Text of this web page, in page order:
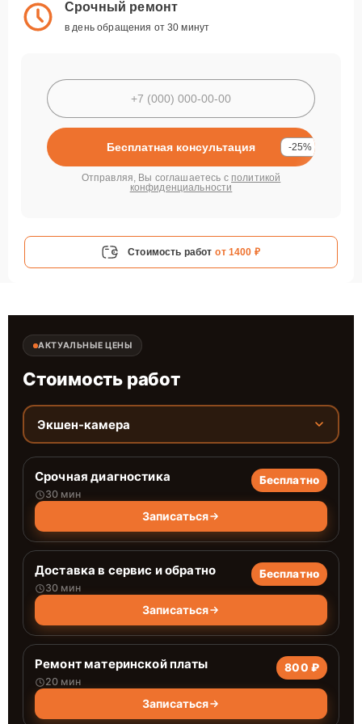
Срочный ремонт
в день обращения от 30 минут
Бесплатная консультация -25%
Отправляя, Вы соглашаетесь с политикой
конфиденциальности
Стоимость работ от 1400 ₽
АКТУАЛЬНЫЕ ЦЕНЫ
Стоимость работ
Экшен-камера
Срочная диагностика
30 мин
Бесплатно
Записаться
Доставка в сервис и обратно
30 мин
Бесплатно
Записаться
Ремонт материнской платы
20 мин
800 ₽
Записаться